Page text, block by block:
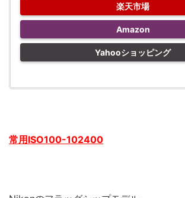
楽天市場
Amazon
Yahooショッピング
常用ISO100-102400